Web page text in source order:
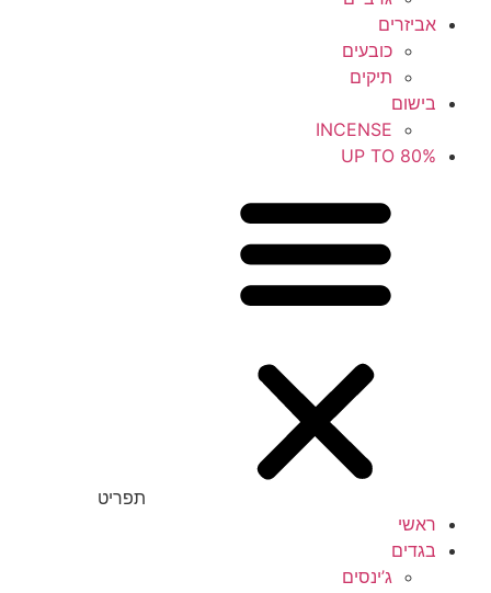
אביזרים
כובעים
תיקים
בישום
INCENSE
UP TO 80%
תפריט
ראשי
בגדים
ג’ינסים